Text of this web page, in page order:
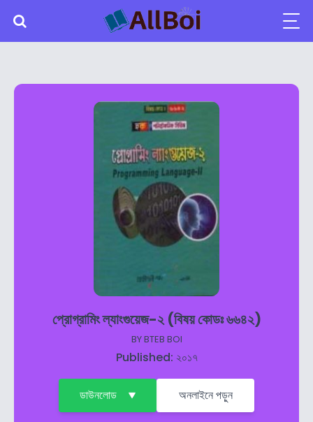
প্রোগ্রামিং ল্যাংগুয়েজ-২ (বিষয় কোডঃ ৬৬৪২)
BYBTEB BOI
Published: ২০১৭
ডাউনলোড অনলাইনে পড়ুন